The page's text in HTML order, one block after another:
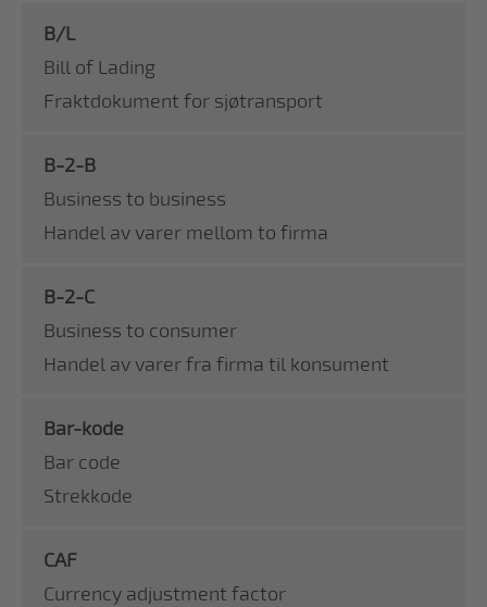
B/L
Bill of Lading
Fraktdokument for sjøtransport
B-2-B
Business to business
Handel av varer mellom to firma
B-2-C
Business to consumer
Handel av varer fra firma til konsument
Bar-kode
Bar code
Strekkode
CAF
Currency adjustment factor